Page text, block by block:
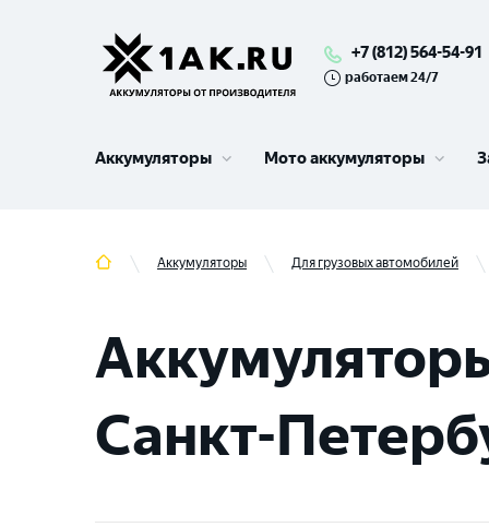
+7 (812) 564-54-91
работаем 24/7
Аккумуляторы Мото аккумуляторы
Аккумуляторы Для грузовых автомобилей
Санкт-